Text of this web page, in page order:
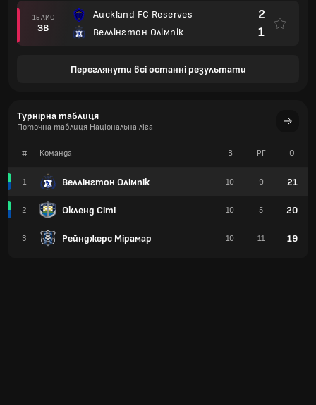
15 ЛИС
ЗВ
Auckland FC Reserves
Веллінгтон Олімпік
2
1
Переглянути всі останні результати
Турнірна таблиця
Поточна таблиця Національна ліга
# Команда
1 Веллінгтон Олімпік
2 Окленд Сіті
3 Рейнджерс Мірамар
В РГ О
10 9 21
10 5 20
10 11 19